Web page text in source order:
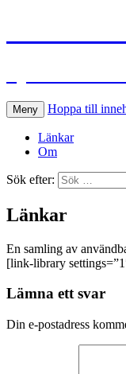
Meny Hoppa till
Länkar
Om
Sök efter:
Länkar
En samling av
[link-library
Lämna ett svar
Din e-postadress